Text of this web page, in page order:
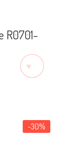
R0701-
-30%